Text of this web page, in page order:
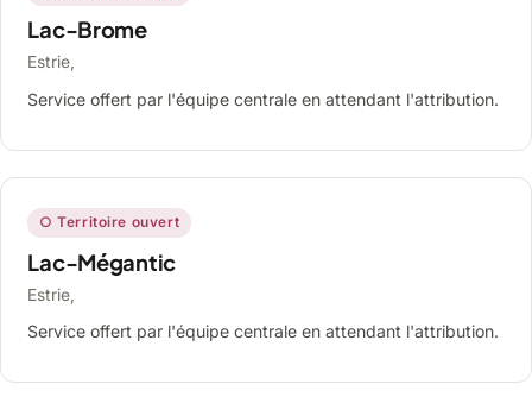
Lac-Brome
Estrie,
Service offert par l'équipe centrale en attendant l'attribution.
○ Territoire ouvert
Lac-Mégantic
Estrie,
Service offert par l'équipe centrale en attendant l'attribution.